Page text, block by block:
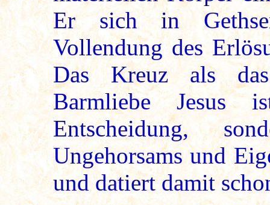
Er sich in
Vollendung des
Das Kreuz als
Barmliebe Jesus
Entscheidung,
Ungehorsams und
und datiert damit